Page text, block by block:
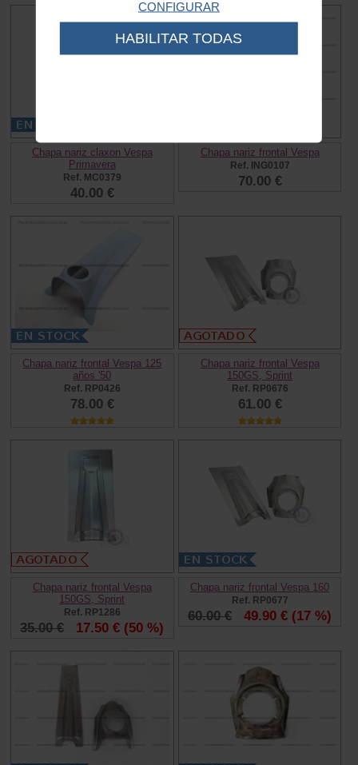
Chapa nariz claxon Vespa
Primavera
Ref. MC0379
40.00 €
Chapa nariz frontal Vespa
Ref. ING0107
70.00 €
Chapa nariz frontal Vespa 125
años '50
Ref. RP0426
78.00 €
Chapa nariz frontal Vespa
150GS, Sprint
Ref. RP0676
61.00 €
Chapa nariz frontal Vespa
150GS, Sprint
Ref. RP1286
35.00 € 17.50 € (50 %)
Chapa nariz frontal Vespa 160
Ref. RP0677
60.00 € 49.90 € (17 %)
CONFIGURAR
HABILITAR TODAS